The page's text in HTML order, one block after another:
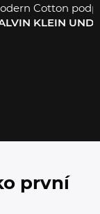
Cotton
KLEIN
první